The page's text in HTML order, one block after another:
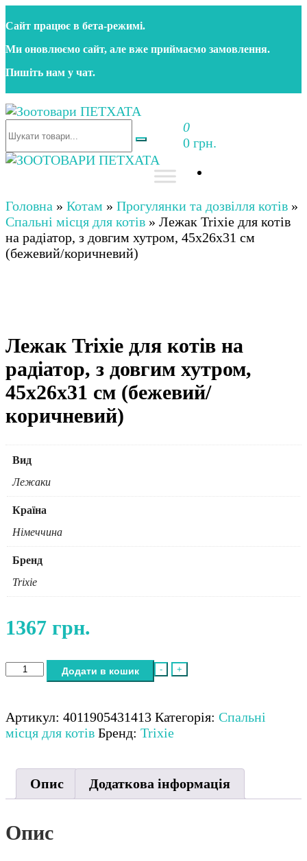
до
контенту
Сайт працює в бета‑режимі.
Ми оновлюємо сайт, але вже приймаємо замовлення.
Пишіть нам у чат.
Зоотовари ПЕТХАТА
Зоомагазин для собак та котів | Корм, іграшки,
аксесуари та догляд за тваринами. Доставка по
0
0 грн.
аксесуари та догляд за тваринами. Доставка по
Україні
Головна » Котам » Прогулянки та дозвілля котів »
Спальні місця для котів » Лежак Trixie для котів
на радіатор, з довгим хутром, 45х26х31 см
(бежевий/коричневий)
Лежак Trixie для котів на
радіатор, з довгим хутром,
45х26х31 см (бежевий/
коричневий)
Вид
Лежаки
Країна
Німеччина
Бренд
Trixie
1367 грн.
-
Лежак
котів
на
довгим
хутром,
см
(бежевий/
+
Додати в кошик
Артикул: 4011905431413 Категорія: Спальні
місця для котів Бренд: Trixie
Опис Додаткова інформація
Опис